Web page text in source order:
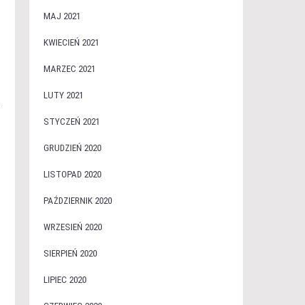
MAJ 2021
KWIECIEŃ 2021
MARZEC 2021
LUTY 2021
STYCZEŃ 2021
GRUDZIEŃ 2020
LISTOPAD 2020
PAŹDZIERNIK 2020
WRZESIEŃ 2020
SIERPIEŃ 2020
LIPIEC 2020